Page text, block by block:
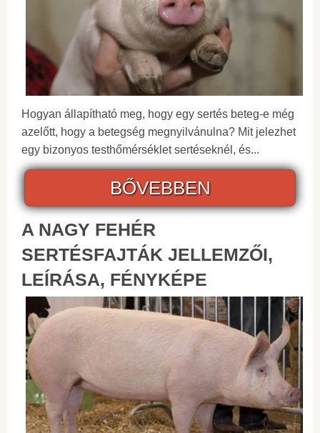
Hogyan állapítható meg, hogy egy sertés beteg-e még
azelőtt, hogy a betegség megnyilvánulna? Mit jelezhet
egy bizonyos testhőmérséklet sertéseknél, és...
BŐVEBBEN
A NAGY FEHÉR
SERTÉSFAJTÁK JELLEMZŐI,
LEÍRÁSA, FÉNYKÉPE